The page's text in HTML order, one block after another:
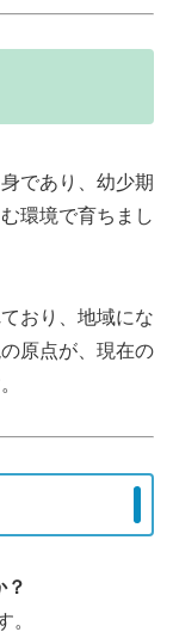
であり、幼少期
環境で育ちまし
おり、地域にな
原点が、現在の
？
。